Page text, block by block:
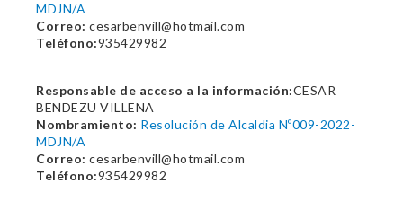
MDJN/A
Correo: cesarbenvill@hotmail.com
Teléfono:935429982
Responsable de acceso a la información:CESAR
BENDEZU VILLENA
Nombramiento: Resolución de Alcaldia Nº009-2022-
MDJN/A
Correo: cesarbenvill@hotmail.com
Teléfono:935429982